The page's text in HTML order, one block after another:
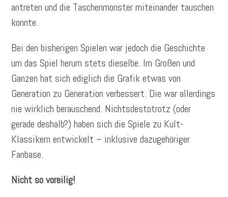
antreten und die Taschenmonster miteinander tauschen
konnte.
Bei den bisherigen Spielen war jedoch die Geschichte
um das Spiel herum stets dieselbe. Im Großen und
Ganzen hat sich ediglich die Grafik etwas von
Generation zu Generation verbessert. Die war allerdings
nie wirklich berauschend. Nichtsdestotrotz (oder
gerade deshalb?) haben sich die Spiele zu Kult-
Klassikern entwickelt – inklusive dazugehöriger
Fanbase.
Nicht so voreilig!